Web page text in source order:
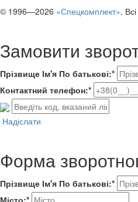
© 1996—2026 «Спецкомплект».
Замовити
Прізвище Ім'я По батькові:*
Контактний телефон:*
Надіслати
Форма
Прізвище Ім'я По батькові:*
Місто:*